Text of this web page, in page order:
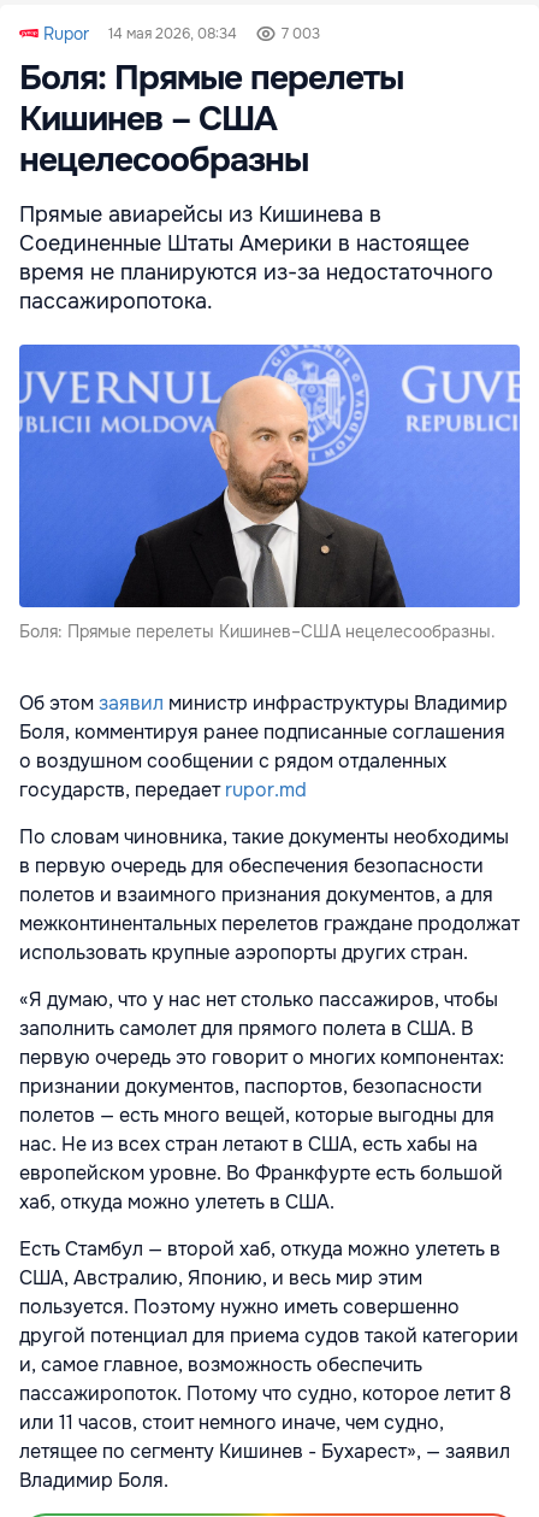
Rupor 14 мая 2026, 08:34 7 003
Боля: Прямые перелеты
Кишинев – США
нецелесообразны
Прямые авиарейсы из Кишинева в
Соединенные Штаты Америки в настоящее
время не планируются из-за недостаточного
пассажиропотока.
Боля: Прямые перелеты Кишинев–США нецелесообразны.
Об этомзаявил министр инфраструктуры Владимир
Боля, комментируя ранее подписанные соглашения
о воздушном сообщении с рядом отдаленных
государств, передаетrupor.md
По словам чиновника, такие документы необходимы
в первую очередь для обеспечения безопасности
полетов и взаимного признания документов, а для
межконтинентальных перелетов граждане продолжат
использовать крупные аэропорты других стран.
«Я думаю, что у нас нет столько пассажиров, чтобы
заполнить самолет для прямого полета в США. В
первую очередь это говорит о многих компонентах:
признании документов, паспортов, безопасности
полетов — есть много вещей, которые выгодны для
нас. Не из всех стран летают в США, есть хабы на
европейском уровне. Во Франкфурте есть большой
хаб, откуда можно улететь в США.
Есть Стамбул — второй хаб, откуда можно улететь в
США, Австралию, Японию, и весь мир этим
пользуется. Поэтому нужно иметь совершенно
другой потенциал для приема судов такой категории
и, самое главное, возможность обеспечить
пассажиропоток. Потому что судно, которое летит 8
или 11 часов, стоит немного иначе, чем судно,
летящее по сегменту Кишинев - Бухарест», — заявил
Владимир Боля.